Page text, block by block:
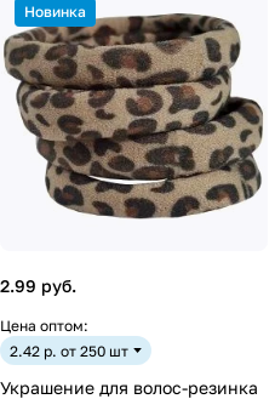
Новинка
2.99 руб.
Цена оптом:
2.42 р. от 250 шт
Украшение для волос-резинка